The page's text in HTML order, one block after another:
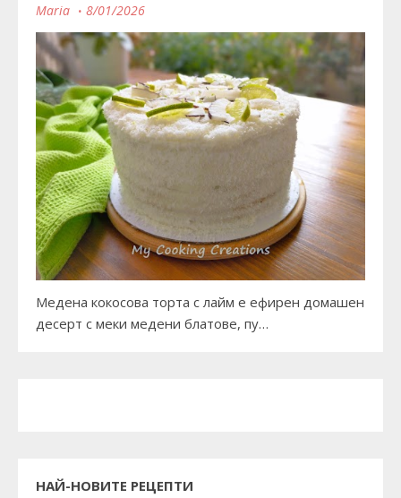
Maria 8/01/2026
Медена кокосова торта с лайм е ефирен домашен
десерт с меки медени блатове, пу…
НАЙ-НОВИТЕ РЕЦЕПТИ